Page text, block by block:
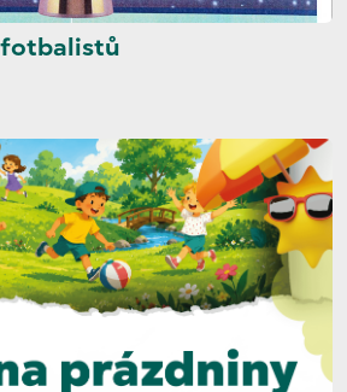
fotbalistů